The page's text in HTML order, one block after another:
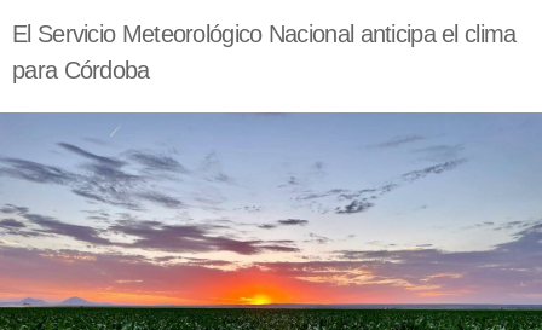
El Servicio Meteorológico Nacional anticipa el clima
para Córdoba